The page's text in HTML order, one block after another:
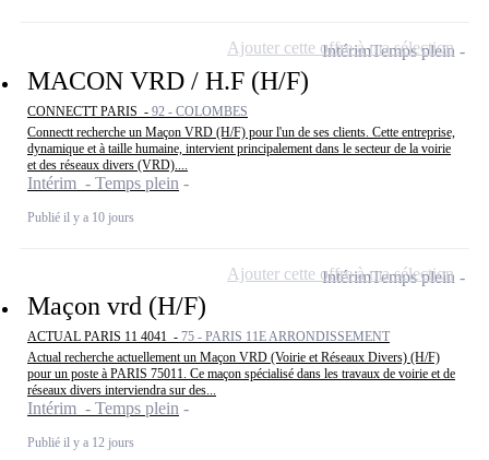
MACON VRD / H.F (H/F)
CONNECTT PARIS - 92 - COLOMBES
Connectt recherche un Maçon VRD (H/F) pour l'un de ses clients. Cette entreprise,
dynamique et à taille humaine, intervient principalement dans le secteur de la voirie
et des réseaux divers (VRD)....
Intérim - Temps plein
Publié il y a 10 jours
IntérimTemps plein
Ajouter cette offre à ma sélection
Maçon vrd (H/F)
ACTUAL PARIS 11 4041 - 75 - PARIS 11E ARRONDISSEMENT
Actual recherche actuellement un Maçon VRD (Voirie et Réseaux Divers) (H/F)
pour un poste à PARIS 75011. Ce maçon spécialisé dans les travaux de voirie et de
réseaux divers interviendra sur des...
Intérim - Temps plein
Publié il y a 12 jours
IntérimTemps plein
Ajouter cette offre à ma sélection